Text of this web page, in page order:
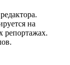
на
репортажах.